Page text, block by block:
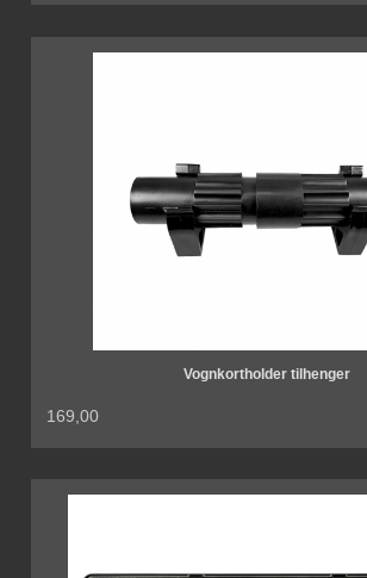
Vognkortholder tilhenger
169,00